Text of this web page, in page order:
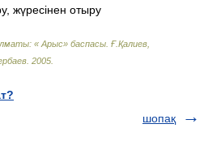
жүресінен отыру
Алматы: « Арыс» баспасы Ғ.Қалиев,
2005
шопақ